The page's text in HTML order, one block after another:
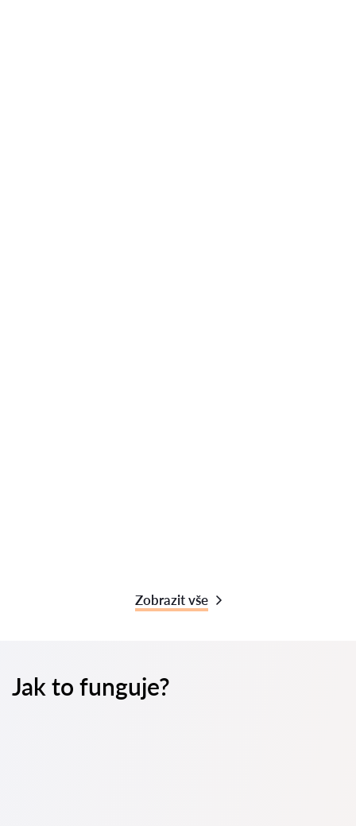
Zobrazit vše
Jak to funguje?